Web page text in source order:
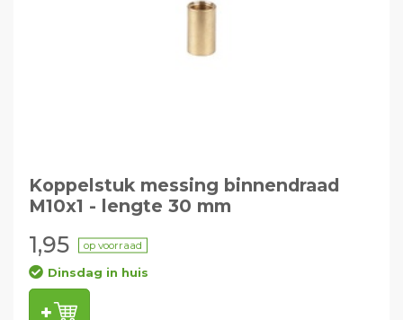
Koppelstuk messing binnendraad
M10x1 - lengte 30 mm
1,95 op voorraad
Dinsdag in huis